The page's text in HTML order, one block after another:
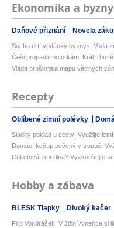
Ekonomika a
Daňové přiznání Novela
Sucho drtí vodácký byznys. Voda
Češi propadli motorkám. Král trhu
Vláda proškrtala mapu větrných
Recepty
Oblíbené zimní polévky
Sladký poklad u cesty: Využijte
Domácí kečup pečený v troubě:
Cuketová zmrzlina? Vyzkoušejte
Hobby a zábava
BLESK Tlapky Divoký kačer
Filip Vondrášek: V Jižní Americe si